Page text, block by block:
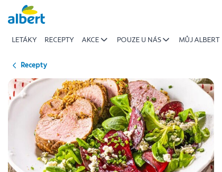
Přeskočit
LETÁKY RECEPTY AKCE POUZE U NÁS MŮJ ALBERT
Recepty